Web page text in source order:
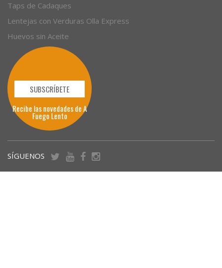
Taps de Cadaques
Lentejas con Verduras Olla Express
Huevos sin Aceite
SUBSCRÍBETE
Recibe las novedades de A
Fuego Lento
SÍGUENOS